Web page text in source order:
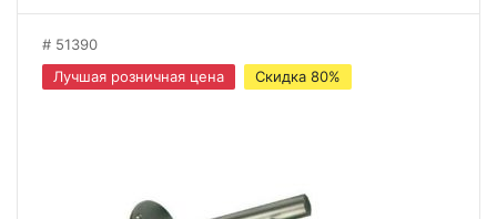
51390
Лучшая розничная цена
Скидка 80%